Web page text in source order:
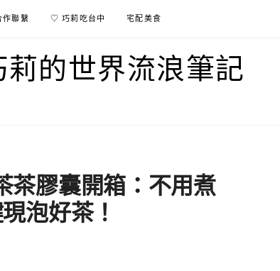
聯繫 ♡ 巧莉吃台中 宅配美食
莉的世界流浪筆記
茶膠囊開箱：不用煮
泡好茶！